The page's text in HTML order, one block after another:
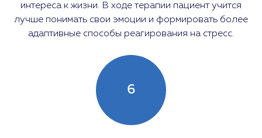
интереса к жизни. В ходе терапии пациент учится
лучше понимать свои эмоции и формировать более
адаптивные способы реагирования на стресс.
6